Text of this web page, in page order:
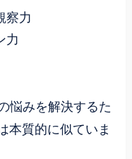
察力
力
悩みを解決するた
本質的に似ていま